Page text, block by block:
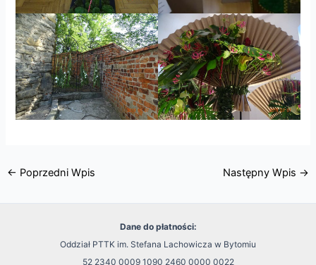
← Poprzedni Wpis Następny Wpis →
Dane do płatności:
Oddział PTTK im. Stefana Lachowicza w Bytomiu
52 2340 0009 1090 2460 0000 0022